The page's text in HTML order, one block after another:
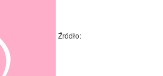
Źródło: